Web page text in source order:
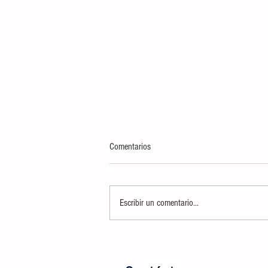
Comentarios
Escribir un comentario...